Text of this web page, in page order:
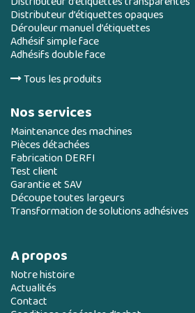
Distributeur d’étiquettes opaques
Dérouleur manuel d’étiquettes
Adhésif simple face
Adhésifs double face
Tous les produits
Nos services
Maintenance des machines
Pièces détachées
Fabrication DERFI
Test client
Garantie et SAV
Découpe toutes largeurs
Transformation de solutions adhésives
A propos
Notre histoire
Actualités
Contact